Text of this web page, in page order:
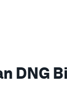
DNG